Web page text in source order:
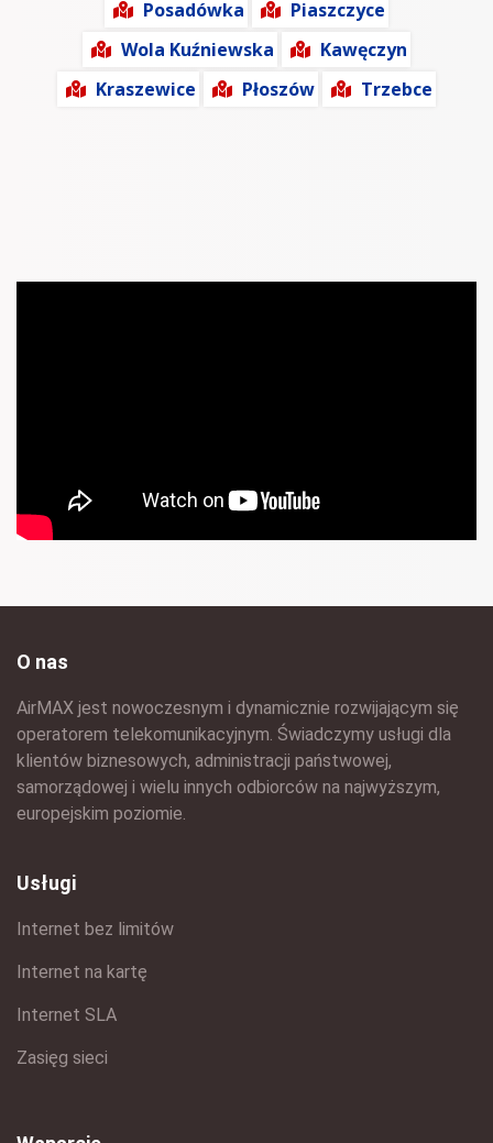
Posadówka
Piaszczyce
Wola Kuźniewska
Kawęczyn
Kraszewice
Płoszów Trzebce
O nas
AirMAX jest nowoczesnym i dynamicznie rozwijającym się
operatorem telekomunikacyjnym. Świadczymy usługi dla
klientów biznesowych, administracji państwowej,
samorządowej i wielu innych odbiorców na najwyższym,
europejskim poziomie.
Usługi
Internet bez limitów
Internet na kartę
Internet SLA
Zasięg sieci